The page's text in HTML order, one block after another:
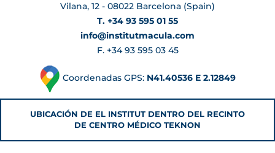
Vilana, 12 - 08022 Barcelona (Spain)
T. +34 93 595 01 55
info@institutmacula.com
F. +34 93 595 03 45
Coordenadas GPS: N41.40536 E 2.12849
UBICACIÓN DE EL INSTITUT DENTRO DEL RECINTO
DE CENTRO MÉDICO TEKNON